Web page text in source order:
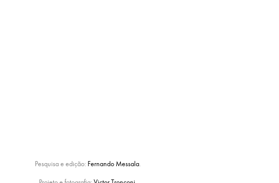
Pesquisa e edição: Fernando Messala.